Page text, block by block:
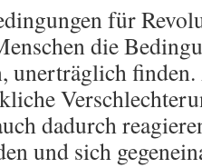
für
die
unerträglich
dadurch
und sich